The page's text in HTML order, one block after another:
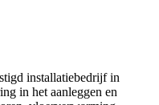
installatiebedrijf in
in het aanleggen en